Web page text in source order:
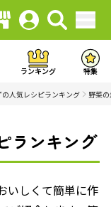
ランキング 特集
の人気レシピランキング 野菜
ランキング
いしくて簡単に作